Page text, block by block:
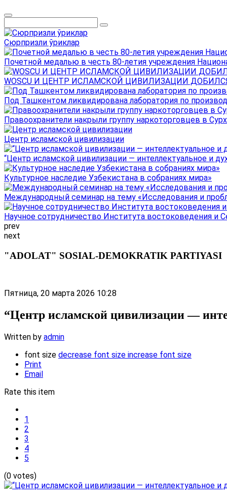
Сюрпризли ўриклар
Почетной медалью в честь 80-летия учреждения
WOSCU И ЦЕНТР ИСЛАМСКОЙ ЦИВИЛИЗАЦИИ
Под Ташкентом ликвидирована лаборатория по
Правоохранители накрыли группу наркоторговцев в
Центр исламской цивилизации
“Центр исламской цивилизации — интеллектуальное и
Культурное наследие Узбекистана в собраниях мира»
Международный семинар на тему «Исследования и
Научное сотрудничество Института востоковедения и
prev
next
"ADOLAT" SOSIAL-DEMOKRATIK PARTIYASI
Пятница, 20 марта 2026 10:28
“Центр исламской цивилизации —
Written by admin
font size decrease font size increase font size
Print
Email
Rate this item
1
2
3
4
5
(0 votes)